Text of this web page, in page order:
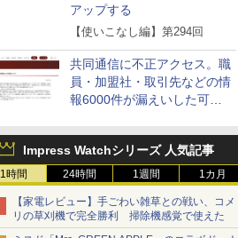
アップする
【使いこなし編】第294回
共同通信に不正アクセス。職
員・加盟社・取引先などの情
報6000件が漏えいした可能
Impress Watchシリーズ 人気記事
1時間 24時間 1週間 1カ月
【家電レビュー】手ごわい雑草との戦い、コメ
リの草刈機で完全勝利 掃除機感覚で使えた